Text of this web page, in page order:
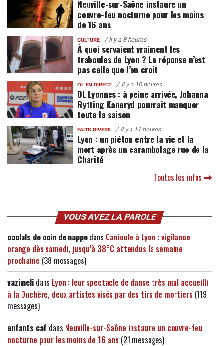
Neuville-sur-Saône instaure un
couvre-feu nocturne pour les moins
de 16 ans
CULTURE Il y a 8 heures
À quoi servaient vraiment les
traboules de Lyon ? La réponse n’est
pas celle que l’on croit
OL EN DIRECT Il y a 10 heures
OL Lyonnes : à peine arrivée, Johanna
Rytting Kaneryd pourrait manquer
toute la saison
FAITS DIVERS Il y a 11 heures
Lyon : un piéton entre la vie et la
mort après un carambolage rue de la
Charité
Toutes les infos
VOUS AVEZ LA PAROLE
cacluls de coin de nappe dans Canicule à Lyon : vigilance
orange dès samedi, jusqu’à 38°C attendus la semaine
prochaine (38 messages)
vazimeli dans Lyon : leur spectacle de danse très mal accueilli
à la Duchère, deux artistes visés par des tirs de mortiers (119
messages)
enfants caf dans Neuville-sur-Saône instaure un couvre-feu
nocturne pour les moins de 16 ans (21 messages)